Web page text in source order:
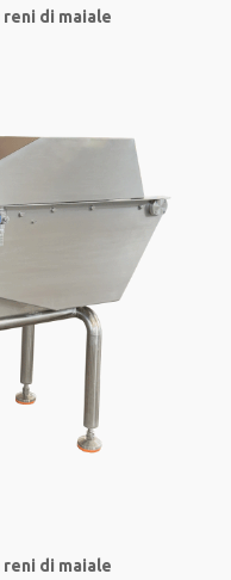
di maiale
di maiale